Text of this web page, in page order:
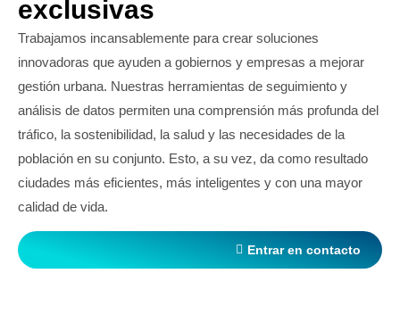
exclusivas
Trabajamos incansablemente para crear soluciones
innovadoras que ayuden a gobiernos y empresas a mejorar
gestión urbana. Nuestras herramientas de seguimiento y
análisis de datos permiten una comprensión más profunda del
tráfico, la sostenibilidad, la salud y las necesidades de la
población en su conjunto. Esto, a su vez, da como resultado
ciudades más eficientes, más inteligentes y con una mayor
calidad de vida.
Entrar en contacto